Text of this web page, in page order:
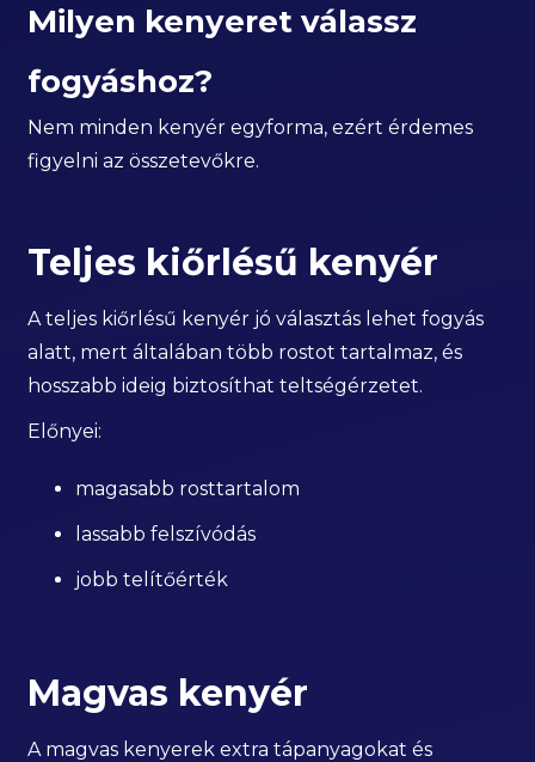
Milyen kenyeret válassz
fogyáshoz?
Nem minden kenyér egyforma, ezért érdemes
figyelni az összetevőkre.
Teljes kiőrlésű kenyér
A teljes kiőrlésű kenyér jó választás lehet fogyás
alatt, mert általában több rostot tartalmaz, és
hosszabb ideig biztosíthat teltségérzetet.
Előnyei:
magasabb rosttartalom
lassabb felszívódás
jobb telítőérték
Magvas kenyér
A magvas kenyerek extra tápanyagokat és